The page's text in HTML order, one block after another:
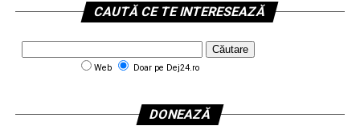
CAUTĂ CE TE INTERESEAZĂ
Web Doar pe Dej24.ro
DONEAZĂ